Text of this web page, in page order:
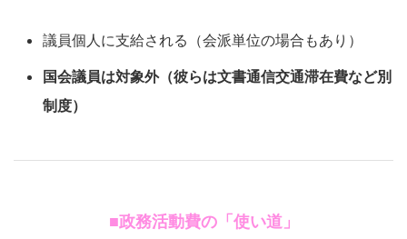
議員個人に支給される（会派単位の場合もあり）
国会議員は対象外（彼らは文書通信交通滞在費など別
制度）
■政務活動費の「使い道」